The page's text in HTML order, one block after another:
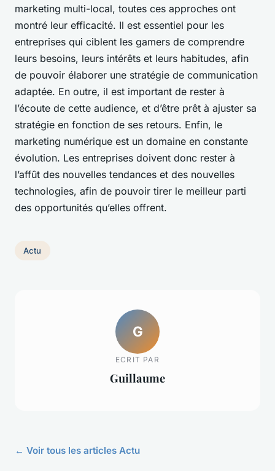
marketing multi-local, toutes ces approches ont
montré leur efficacité. Il est essentiel pour les
entreprises qui ciblent les gamers de comprendre
leurs besoins, leurs intérêts et leurs habitudes, afin
de pouvoir élaborer une stratégie de communication
adaptée. En outre, il est important de rester à
l’écoute de cette audience, et d’être prêt à ajuster sa
stratégie en fonction de ses retours. Enfin, le
marketing numérique est un domaine en constante
évolution. Les entreprises doivent donc rester à
l’affût des nouvelles tendances et des nouvelles
technologies, afin de pouvoir tirer le meilleur parti
des opportunités qu’elles offrent.
Actu
G
ECRIT PAR
Guillaume
← Voir tous les articles Actu